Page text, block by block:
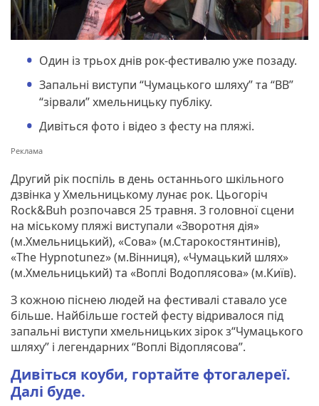
Один із трьох днів рок-фестивалю уже позаду.
Запальні виступи “Чумацького шляху” та “ВВ”
“зірвали” хмельницьку публіку.
Дивіться фото і відео з фесту на пляжі.
Другий рік поспіль в день останнього шкільного
дзвінка у Хмельницькому лунає рок. Цьогоріч
Rock&Buh розпочався 25 травня. З головної сцени
на міському пляжі виступали «Зворотня дія»
(м.Хмельницький), «Сова» (м.Старокостянтинів),
«The Hypnotunez» (м.Вінниця), «Чумацький шлях»
(м.Хмельницький) та «Воплі Водоплясова» (м.Київ).
З кожною піснею людей на фестивалі ставало усе
більше. Найбільше гостей фесту відривалося під
запальні виступи хмельницьких зірок з“Чумацького
шляху” і легендарних “Воплі Відоплясова”.
Дивіться коуби, гортайте фтогалереї.
Далі буде.